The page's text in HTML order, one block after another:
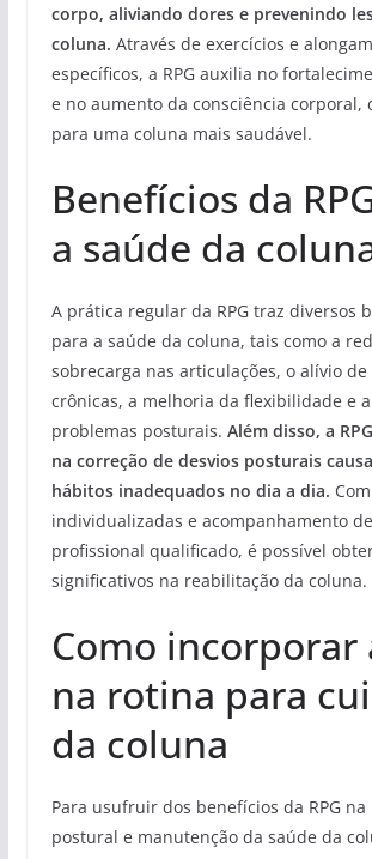
corpo, aliviando dores e prevenindo
coluna. Através de exercícios e
específicos, a RPG auxilia no
e no aumento da consciência
para uma coluna mais saudável.
Benefícios da
a saúde da
A prática regular da RPG traz diversos
para a saúde da coluna, tais como a
sobrecarga nas articulações, o alívio de
crônicas, a melhoria da flexibilidade e
problemas posturais. Além disso, a
na correção de desvios posturais
hábitos inadequados no dia a dia.
individualizadas e acompanhamento
profissional qualificado, é possível
significativos na reabilitação da coluna.
Como incorporar
na rotina para
da coluna
Para usufruir dos benefícios da RPG na
postural e manutenção da saúde da